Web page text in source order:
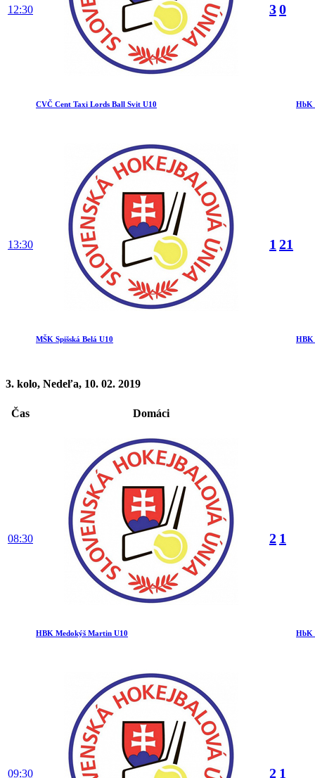
12:30
CVČ Cent Taxi Lords Ball Svit U10
30
HbK
13:30
MŠK Spišská Belá U10
1 21
HBK
3. kolo, Nedeľa, 10. 02. 2019
Čas Domáci
08:30
HBK Medokýš Martin U10
2 1
HbK
09:30 2 1